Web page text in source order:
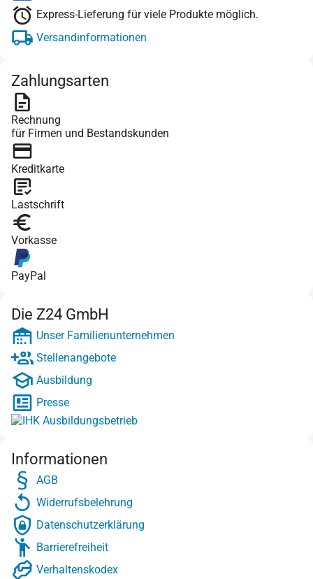
Express-Lieferung für viele Produkte möglich.
Versandinformationen
Zahlungsarten
Rechnung
für Firmen und Bestandskunden
Kreditkarte
Lastschrift
Vorkasse
PayPal
Die Z24 GmbH
Unser Familienunternehmen
Stellenangebote
Ausbildung
Presse
Informationen
AGB
Widerrufsbelehrung
Datenschutzerklärung
Barrierefreiheit
Verhaltenskodex